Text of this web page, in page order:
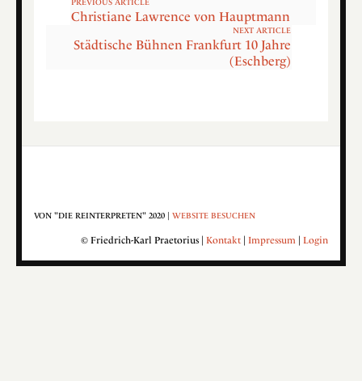
PREVIOUS ARTICLE
Christiane Lawrence von Hauptmann
NEXT ARTICLE
Städtische Bühnen Frankfurt 10 Jahre
(Eschberg)
VON "DIE REINTERPRETEN" 2020 | WEBSITE BESUCHEN
© Friedrich-Karl Praetorius | Kontakt Impressum Login